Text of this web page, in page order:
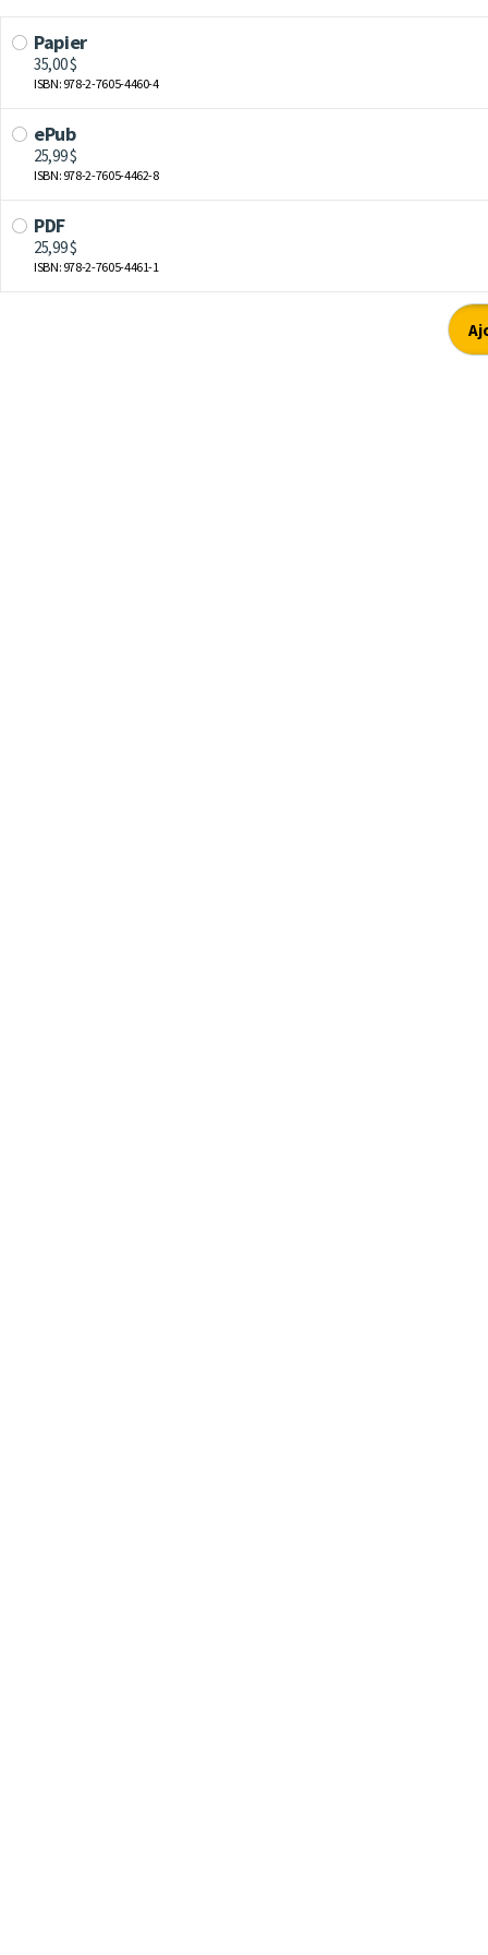
Papier
35,00 $
ISBN: 978-2-7605-4460-4
ePub
25,99 $
ISBN: 978-2-7605-4462-8
PDF
25,99 $
ISBN: 978-2-7605-4461-1